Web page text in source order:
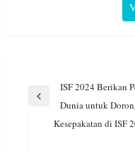
Navigasi
Previous
ISF 2024 Berikan
Dunia untuk
Kesepakatan di ISF